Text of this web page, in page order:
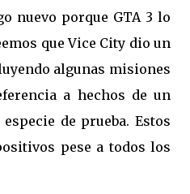
nuevo porque GTA 3 lo
que Vice City dio un
algunas misiones
a hechos de un
de prueba. Estos
pese a todos los